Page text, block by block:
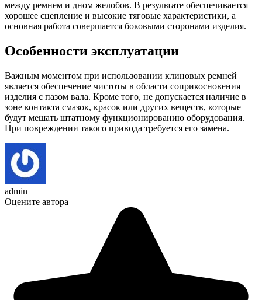
между ремнем и дном желобов. В результате обеспечивается
хорошее сцепление и высокие тяговые характеристики, а
основная работа совершается боковыми сторонами изделия.
Особенности эксплуатации
Важным моментом при использовании клиновых ремней
является обеспечение чистоты в области соприкосновения
изделия с пазом вала. Кроме того, не допускается наличие в
зоне контакта смазок, красок или других веществ, которые
будут мешать штатному функционированию оборудования.
При повреждении такого привода требуется его замена.
admin
Оцените автора